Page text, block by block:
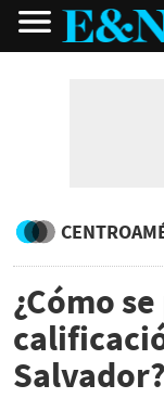
¿Cómo
Salvador?